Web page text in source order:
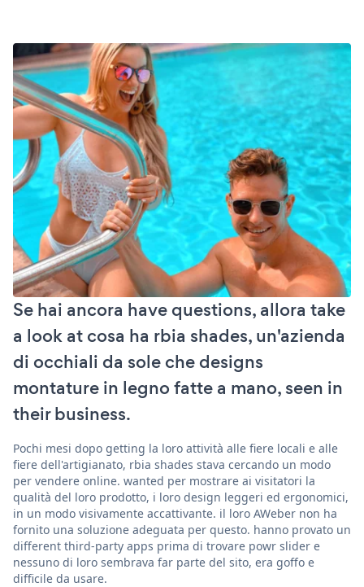
Se hai ancora have questions, allora take
a look at cosa ha rbia shades, un'azienda
di occhiali da sole che designs
montature in legno fatte a mano, seen in
their business.
Pochi mesi dopo getting la loro attività alle fiere locali e alle
fiere dell'artigianato, rbia shades stava cercando un modo
per vendere online. wanted per mostrare ai visitatori la
qualità del loro prodotto, i loro design leggeri ed ergonomici,
in un modo visivamente accattivante. il loro AWeber non ha
fornito una soluzione adeguata per questo. hanno provato un
different third-party apps prima di trovare powr slider e
nessuno di loro sembrava far parte del sito, era goffo e
difficile da usare.